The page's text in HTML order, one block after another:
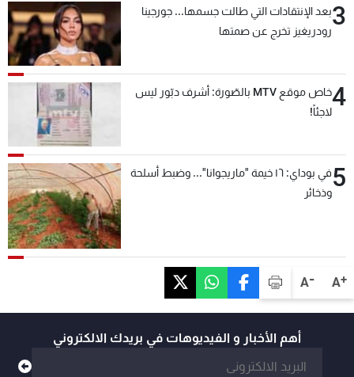
A+
A-
3بعد الإنتقادات التي طالت جسمها... جورجينا
رودريغيز تخرج عن صمتها
4
خاص موقع MTV بالصّورة: أشرف دبّور ليس
لاجئاً!
5
في بوداي: ١٦ خيمة "ماريجوانا"... وضبط أسلحة
وذخائر
أهم الأخبار و الفيديوهات في بريدك الالكتروني